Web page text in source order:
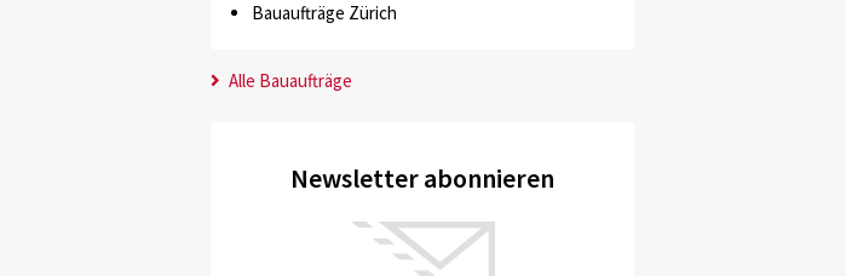
Bauaufträge Zürich
Alle Bauaufträge
Newsletter abonnieren